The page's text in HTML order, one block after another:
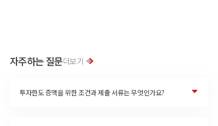
자주하는 질문더보기
투자한도 증액을 위한 조건과 제출 서류는 무엇인가요?